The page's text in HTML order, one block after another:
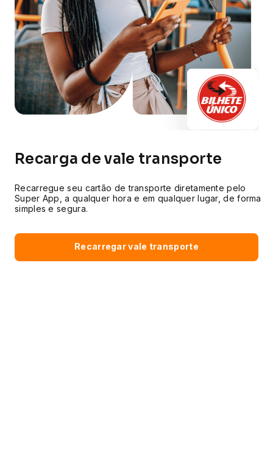
Recarga de vale transporte
Recarregue seu cartão de transporte diretamente pelo
Super App, a qualquer hora e em qualquer lugar, de forma
simples e segura.
Recarregar vale transporte